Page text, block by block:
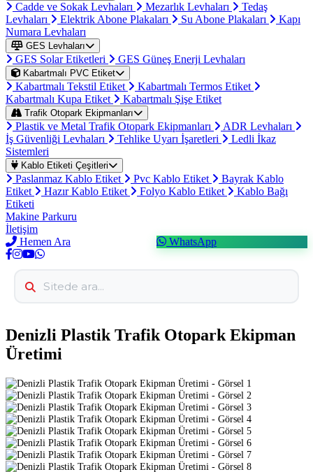
Cadde ve Sokak Levhaları Mezarlık Levhaları
Tedaş
Levhaları
Elektrik Abone Plakaları Su Abone Plakaları
Kapı
Numara Levhaları
GES Levhaları
GES Solar Etiketleri GES Güneş Enerji Levhaları
Kabartmalı PVC Etiket
Kabartmalı Tekstil Etiket
Kabartmalı Termos Etiket
Kabartmalı Kupa Etiket
Kabartmalı Şişe Etiket
Trafik Otopark Ekipmanları
Plastik ve Metal Trafik Otopark Ekipmanları
ADR Levhaları
İş Güvenliği Levhaları
Tehlike Uyarı İşaretleri
Ledli İkaz
Sistemleri
Kablo Etiketi Çeşitleri
Paslanmaz Kablo Etiket Pvc Kablo Etiket
Bayrak Kablo
Etiket
Hazır Kablo Etiket Folyo Kablo Etiket
Kablo Bağı
Etiketi
Makine Parkuru
İletişim
Hemen Ara
WhatsApp
Denizli Plastik Trafik Otopark Ekipman
Üretimi